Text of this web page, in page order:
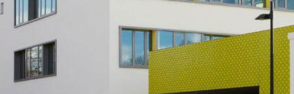
SEKRETARIAT
WEITERE
ARBEITSGEMEINSCHAFTEN